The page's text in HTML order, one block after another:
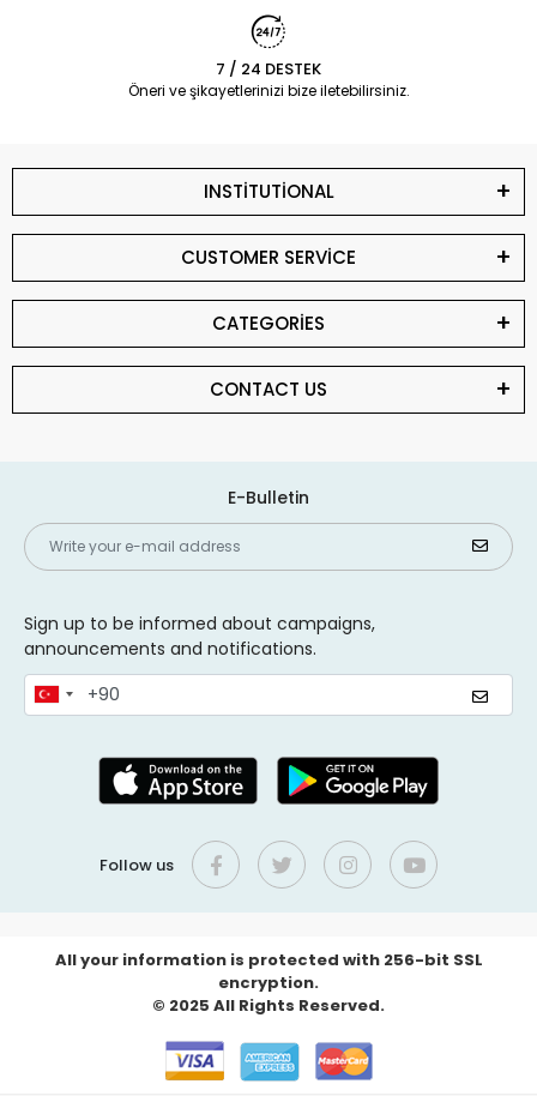
7 / 24 DESTEK
Öneri ve şikayetlerinizi bize iletebilirsiniz.
INSTİTUTİONAL
CUSTOMER SERVİCE
CATEGORİES
CONTACT US
E-Bulletin
Sign up to be informed about campaigns,
announcements and notifications.
Follow us
All your information is protected with 256-bit SSL
encryption.
© 2025 All Rights Reserved.